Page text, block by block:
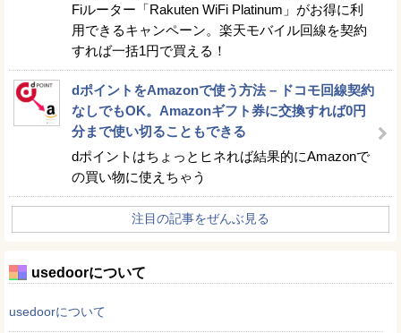
Fiルーター「Rakuten WiFi Platinum」がお得に利
用できるキャンペーン。楽天モバイル回線を契約
すれば一括1円で買える！
dポイントをAmazonで使う方法 – ドコモ回線契約
なしでもOK。Amazonギフト券に交換すれば0円
分まで使い切ることもできる
dポイントはちょっとヒネれば結果的にAmazonで
の買い物に使えちゃう
注目の記事をぜんぶ見る
usedoorについて
usedoorについて